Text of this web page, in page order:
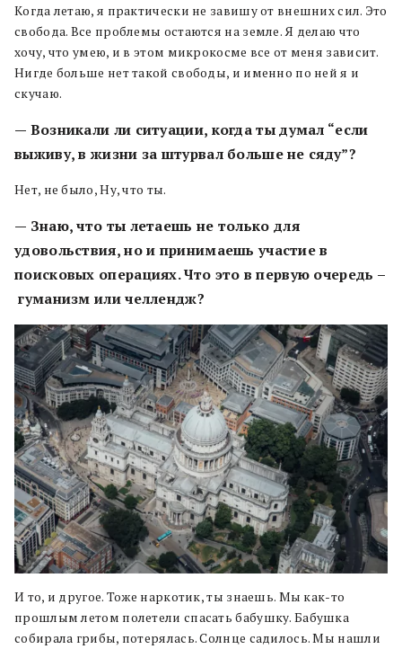
Когда летаю, я практически не завишу от внешних сил. Это
свобода. Все проблемы остаются на земле. Я делаю что
хочу, что умею, и в этом микрокосме все от меня зависит.
Нигде больше нет такой свободы, и именно по ней я и
скучаю.
— Возникали ли ситуации, когда ты думал “если
выживу, в жизни за штурвал больше не сяду”?
Нет, не было, Ну, что ты.
— Знаю, что ты летаешь не только для
удовольствия, но и принимаешь участие в
поисковых операциях. Что это в первую очередь –
гуманизм или челлендж?
И то, и другое. Тоже наркотик, ты знаешь. Мы как-то
прошлым летом полетели спасать бабушку. Бабушка
собирала грибы, потерялась. Солнце садилось. Мы нашли